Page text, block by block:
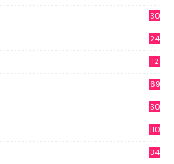
30
24
12
69
30
110
34